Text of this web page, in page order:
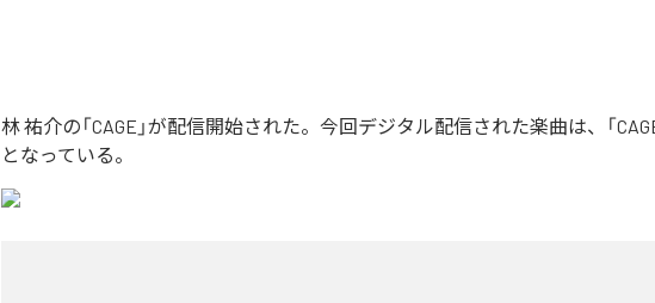
林 祐介の「CAGE」が配信開始された。今回デジタル配信された楽曲は、「
となっている。